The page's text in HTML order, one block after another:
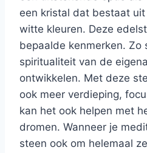
een kristal dat bestaat
witte kleuren. Deze
bepaalde kenmerken. Zo
spiritualiteit van de
ontwikkelen. Met deze
ook meer verdieping,
kan het ook helpen met
dromen. Wanneer je
steen ook om helemaal